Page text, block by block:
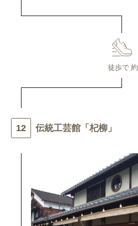
徒歩で 約
伝統工芸館「杞柳」